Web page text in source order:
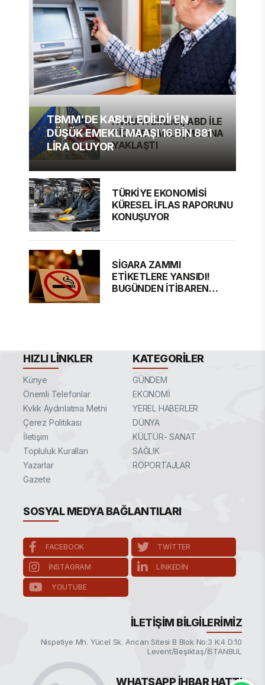
TBMM'DE KABUL EDİLDİ! EN
DÜŞÜK EMEKLİ MAAŞI 16 BİN 881
LİRA OLUYOR
AVRUPA BİRLİĞİ, ABD İLE
TİCARET ANLAŞMASINA
YAKLAŞTI
TÜRKİYE EKONOMİSİ
KÜRESEL İFLAS RAPORUNU
KONUŞUYOR
SİGARA ZAMMI
ETİKETLERE YANSIDI!
BUGÜNDEN İTİBAREN
HIZLI LINKLER
Künye
Önemli Telefonlar
Kvkk Aydınlatma Metni
Çerez Politikası
İletişim
Topluluk Kuralları
Yazarlar
Gazete
KATEGORILER
GÜNDEM
EKONOMİ
YEREL HABERLER
DÜNYA
KÜLTÜR- SANAT
SAĞLIK
RÖPORTAJLAR
SOSYAL MEDYA BAĞLANTILARI
FACEBOOK TWITTER
INSTAGRAM LINKEDIN
YOUTUBE
İLETIŞIM BILGILERIMIZ
Nispetiye Mh. Yücel Sk. Arıcan Sitesi B Blok No:3 K:4 D:10
Levent/Beşiktaş/İSTANBUL
WHATSAPP İHBAR HATTI